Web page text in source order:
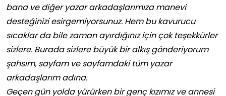
bana ve diğer yazar arkadaşlarımıza manevi
desteğinizi esirgemiyorsunuz. Hem bu kavurucu
sıcaklar da bile zaman ayırdığınız için çok teşekkürler
sizlere. Burada sizlere büyük bir alkış gönderiyorum
şahsım, sayfam ve sayfamdaki tüm yazar
arkadaşlarım adına.
Geçen gün yolda yürürken bir genç kızımız ve annesi